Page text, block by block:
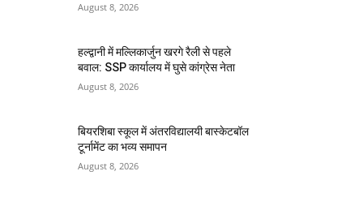
August 8, 2026
हल्द्वानी में मल्लिकार्जुन खरगे रैली से पहले
बवाल: SSP कार्यालय में घुसे कांग्रेस नेता
August 8, 2026
बियरशिबा स्कूल में अंतरविद्यालयी बास्केटबॉल
टूर्नामेंट का भव्य समापन
August 8, 2026